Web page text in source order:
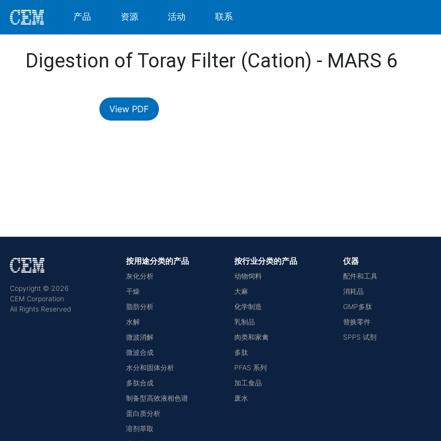
产品 资源 活动 联系
Digestion of Toray Filter (Cation) - MARS 6
View PDF
Copyright © 2026
CEM Corporation
All Rights Reserved
按用途分类的产品
灰化分析
干燥
脂肪分析
水解
微波消解
微波合成
水分和固体分析
多肽合成
制备型高效液相色谱
蛋白质分析
溶剂萃取
按行业分类的产品
动物饲料
大麻
化学制造
乳制品
肉类和家禽
多肽
PFAS 系列
加工食品
废水
仪器
配件和工具
消耗品
GMP多肽
替换零件
SPPS 试剂